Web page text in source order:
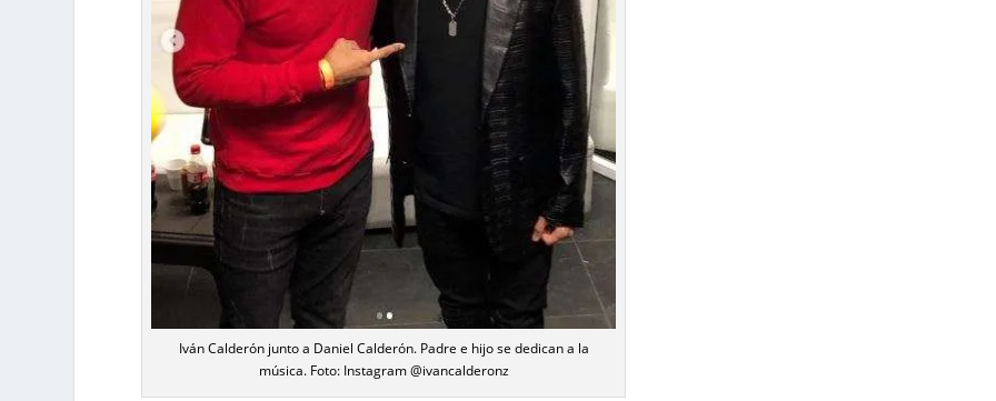
Iván Calderón junto a Daniel Calderón. Padre e hijo se dedican a la
música. Foto: Instagram @ivancalderonz